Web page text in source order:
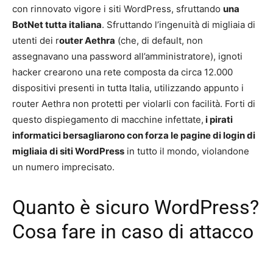
con rinnovato vigore i siti WordPress, sfruttando una
BotNet tutta italiana. Sfruttando l’ingenuità di migliaia di
utenti dei router Aethra (che, di default, non
assegnavano una password all’amministratore), ignoti
hacker crearono una rete composta da circa 12.000
dispositivi presenti in tutta Italia, utilizzando appunto i
router Aethra non protetti per violarli con facilità. Forti di
questo dispiegamento di macchine infettate, i pirati
informatici bersagliarono con forza le pagine di login di
migliaia di siti WordPress in tutto il mondo, violandone
un numero imprecisato.
Quanto è sicuro WordPress?
Cosa fare in caso di attacco